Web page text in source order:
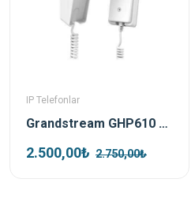
IP Telefonlar
Grandstream GHP610 Beyaz Poe Ip Duvar Telefonu
2.500,00₺ 2.750,00₺